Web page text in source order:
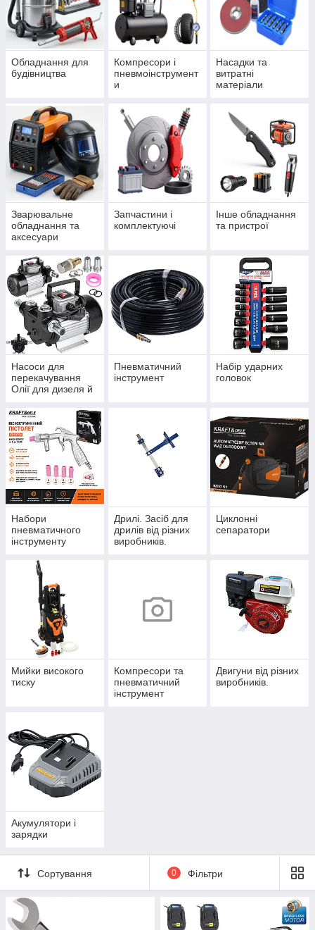
Обладнання для
будівництва
Компресори і
пневмоінструмент
и
Насадки та
витратні
матеріали
Зварювальне
обладнання та
аксесуари
Запчастини і
комплектуючі
Інше обладнання
та пристрої
Насоси для
перекачування
Олії для дизеля й
Пневматичний
інструмент
Набір ударних
головок
Набори
пневматичного
інструменту
Дрилі. Засіб для
дрилів від різних
виробників.
Циклонні
сепаратори
Мийки високого
тиску
Компресори та
пневматичний
інструмент
Двигуни від різних
виробників.
Акумулятори і
зарядки
Сортування 0 Фільтри